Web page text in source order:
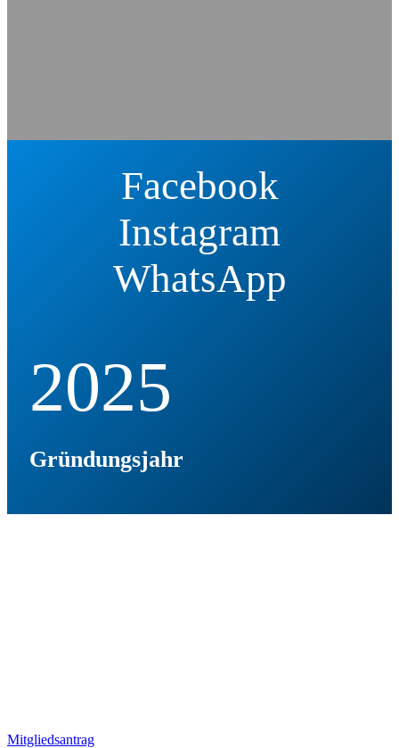
Facebook
Instagram
WhatsApp
2025
Gründungsjahr
Mitgliedsantrag